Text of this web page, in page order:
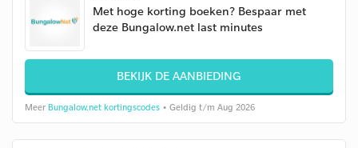
Met hoge korting boeken? Bespaar met
deze Bungalow.net last minutes
BEKIJK DE AANBIEDING
Meer Bungalow.net kortingscodes • Geldig t/m Aug 2026